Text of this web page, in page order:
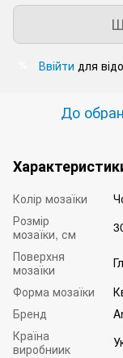
Ввійти для
До
Колір мозаїки
Розмір
мозаїки, см
Поверхня
мозаїки
Форма мозаїки
Бренд
Країна
виробниик